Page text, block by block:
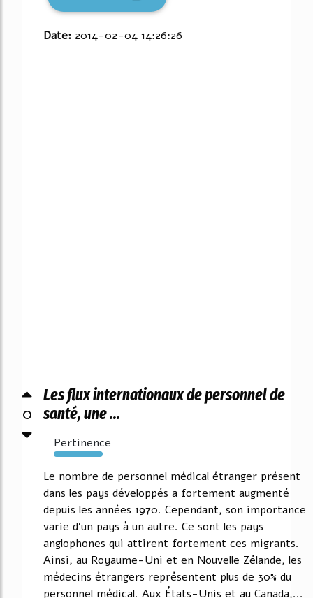
Date: 2014-02-04 14:26:26
0
Les flux internationaux de personnel de
santé, une ...
Pertinence
7442%
Le nombre de personnel médical étranger présent
dans les pays développés a fortement augmenté
depuis les années 1970. Cependant, son importance
varie d'un pays à un autre. Ce sont les pays
anglophones qui attirent fortement ces migrants.
Ainsi, au Royaume-Uni et en Nouvelle Zélande, les
médecins étrangers représentent plus de 30% du
personnel médical. Aux États-Unis et au Canada,...